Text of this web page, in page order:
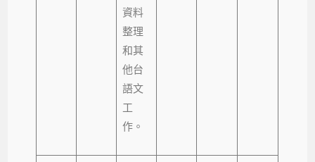
資料
整理
和其
他台
語文
工
作。